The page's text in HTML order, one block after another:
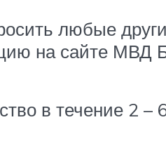
любые
на сайте МВД
в течение 2 –